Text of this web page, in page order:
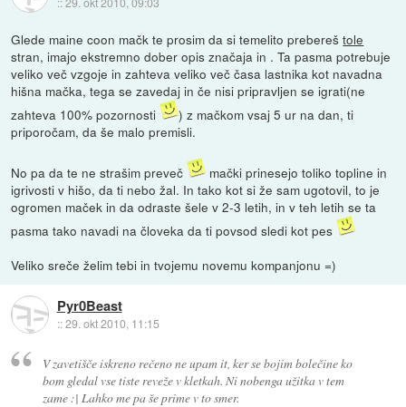
Glede maine coon mačk te prosim da si temelito prebereštole
stran, imajo ekstremno dober opis značaja in . Ta pasma potrebuje
veliko več vzgoje in zahteva veliko več časa lastnika kot navadna
hišna mačka, tega se zavedaj in če nisi pripravljen se igrati(ne
zahteva 100% pozornosti
) z mačkom vsaj 5 ur na dan, ti
priporočam, da še malo premisli.
No pa da te ne strašim preveč
mački prinesejo toliko topline in
igrivosti v hišo, da ti nebo žal. In tako kot si že sam ugotovil, to je
ogromen maček in da odraste šele v 2-3 letih, in v teh letih se ta
pasma tako navadi na človeka da ti povsod sledi kot pes
Veliko sreče želim tebi in tvojemu novemu kompanjonu =)
Pyr0Beast
::29. okt 2010, 11:15
V zavetišče iskreno rečeno ne upam it, ker se bojim bolečine ko
bom gledal vse tiste reveže v kletkah. Ni nobenga užitka v tem
zame :| Lahko me pa še prime v to smer.